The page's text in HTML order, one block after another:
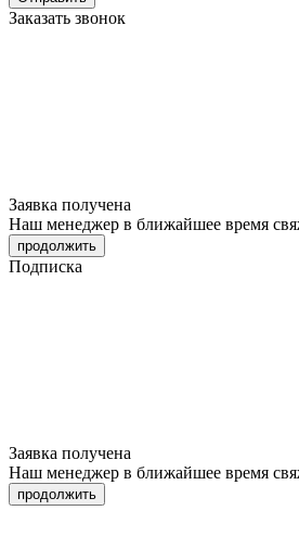
Заказать звонок
Заявка получена
Наш менеджер в ближайшее время
продолжить
Подписка
Заявка получена
Наш менеджер в ближайшее время
продолжить